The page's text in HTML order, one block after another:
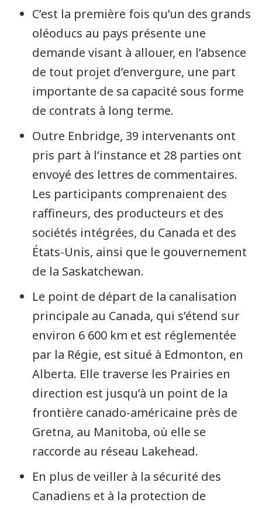
C’est la première fois qu’un des grands
oléoducs au pays présente une
demande visant à allouer, en l’absence
de tout projet d’envergure, une part
importante de sa capacité sous forme
de contrats à long terme.
Outre Enbridge, 39 intervenants ont
pris part à l’instance et 28 parties ont
envoyé des lettres de commentaires.
Les participants comprenaient des
raffineurs, des producteurs et des
sociétés intégrées, du Canada et des
États-Unis, ainsi que le gouvernement
de la Saskatchewan.
Le point de départ de la canalisation
principale au Canada, qui s’étend sur
environ 6 600 km et est réglementée
par la Régie, est situé à Edmonton, en
Alberta. Elle traverse les Prairies en
direction est jusqu’à un point de la
frontière canado-américaine près de
Gretna, au Manitoba, où elle se
raccorde au réseau Lakehead.
En plus de veiller à la sécurité des
Canadiens et à la protection de